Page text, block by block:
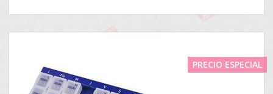
PRECIO ESPECIAL